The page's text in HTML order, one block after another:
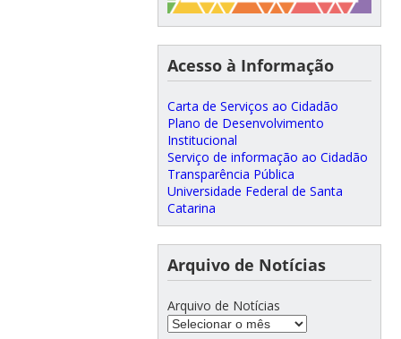
Acesso à Informação
Carta de Serviços ao Cidadão
Plano de Desenvolvimento
Institucional
Serviço de informação ao Cidadão
Transparência Pública
Universidade Federal de Santa
Catarina
Arquivo de Notícias
Arquivo de Notícias